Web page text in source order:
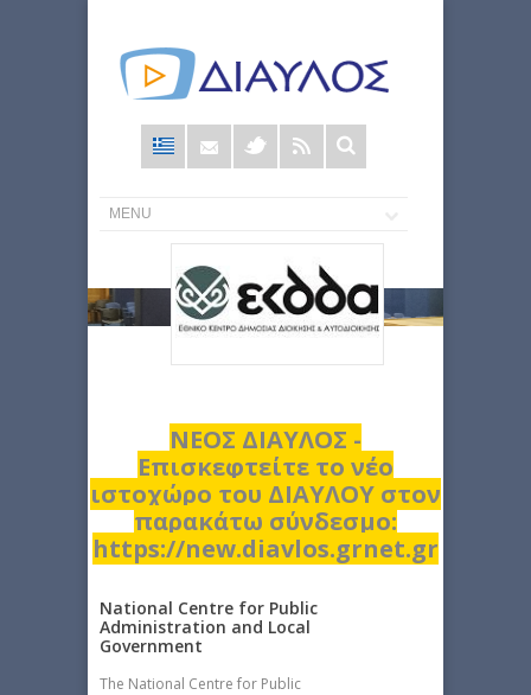
Φόρμα
αναζήτησης
ΝΕΟΣ ΔΙΑΥΛΟΣ -
Επισκεφτείτε το νέο
ιστοχώρο του ΔΙΑΥΛΟΥ στον
παρακάτω σύνδεσμο:
https://new.diavlos.grnet.gr
National Centre for Public
Administration and Local
Government
The National Centre for Public